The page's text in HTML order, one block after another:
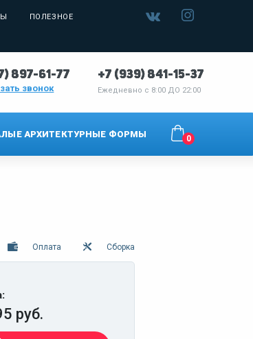
ПОЛЕЗНОЕ
897-61-77
звонок
+7 (939) 841-15-37
Ежедневно с 8:00 ДО 22:00
АРХИТЕКТУРНЫЕ ФОРМЫ 0
Оплата Сборка
руб.